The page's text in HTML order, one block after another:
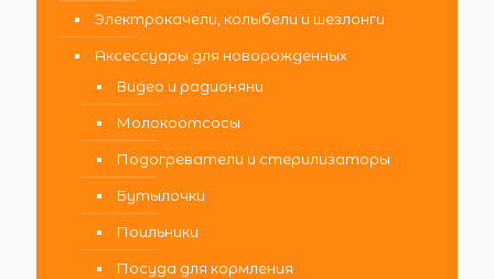
Электрокачели, колыбели и шезлонги
Аксессуары для новорожденных
Видео и радионяни
Молокоотсосы
Подогреватели и стерилизаторы
Бутылочки
Поильники
Посуда для кормления